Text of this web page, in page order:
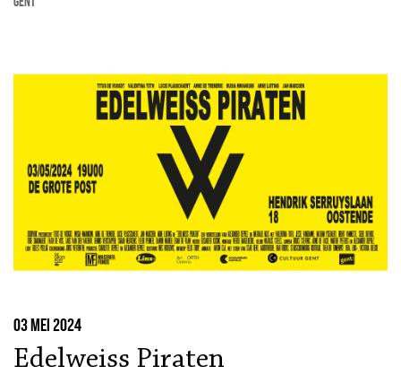
03 mei 2024
Edelweiss Piraten